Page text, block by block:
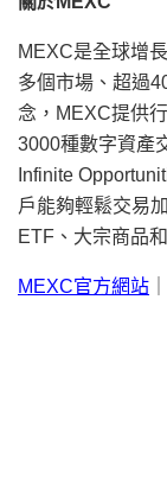
MEXC是全球增
多個市場、超過
念，MEXC提供
3000種數字資產
Infinite
戶能夠輕鬆交易
ETF、大宗商品
MEXC官方網站